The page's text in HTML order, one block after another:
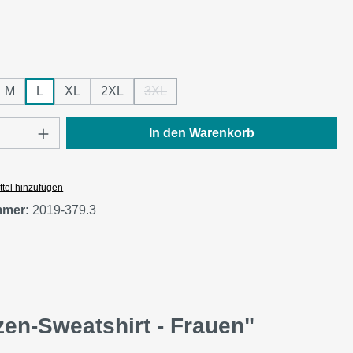
M L XL 2XL 3XL
Anzahl: Gib den gewünschten Wert ein
In den Warenkorb
hinzufügen
2019-379.3
Sweatshirt - Frauen"